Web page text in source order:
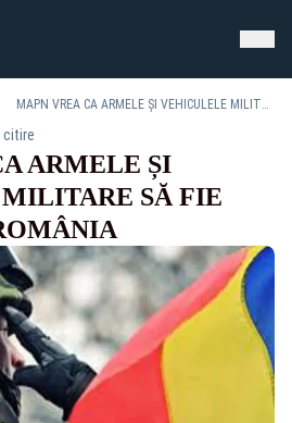
MAPN VREA CA ARMELE ȘI VEHICULELE MILITARE SĂ FIE PRODUSE ÎN ROMÂNIA
citire
ARMELE ȘI
SĂ FIE